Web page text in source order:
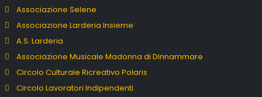
Associazione Selene
Associazione Larderia Insieme
A.S. Larderia
Associazione Musicale Madonna di Dinnammare
Circolo Culturale Ricreativo Polaris
Circolo Lavoratori Indipendenti